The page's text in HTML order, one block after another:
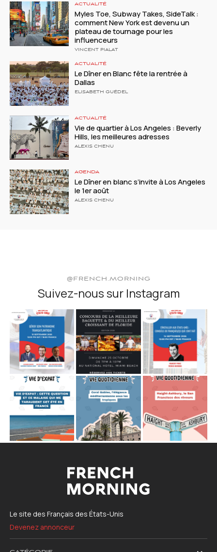
ACTUALITÉ
Myles Toe, Subway Takes, SideTalk :
comment New York est devenu un
plateau de tournage pour les
influenceurs
VINCENT PIALAT
ACTUALITÉ
Le Dîner en Blanc fête la rentrée à
Dallas
ELISABETH GUÉDEL
ACTUALITÉ
Vie de quartier à Los Angeles : Beverly
Hills, les meilleures adresses
ALEXIS CHENU
AGENDA
Le Dîner en blanc s’invite à Los Angeles
le 1er août
ALEXIS CHENU
@FRENCH.MORNING
Suivez-nous sur Instagram
Le site des Français des États-Unis
Devenez annonceur